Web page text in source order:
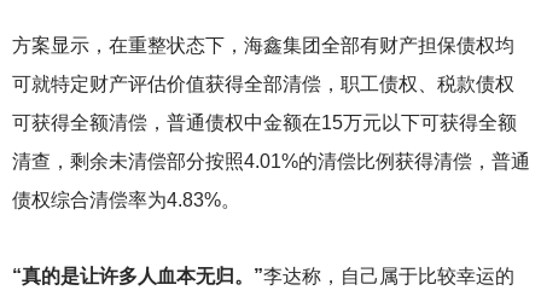
方案显示，在重整状态下，海鑫集团全部有财产担保债权均
可就特定财产评估价值获得全部清偿，职工债权、税款债权
可获得全额清偿，普通债权中金额在15万元以下可获得全额
清查，剩余未清偿部分按照4.01%的清偿比例获得清偿，普通
债权综合清偿率为4.83%。
“真的是让许多人血本无归。”李达称，自己属于比较幸运的